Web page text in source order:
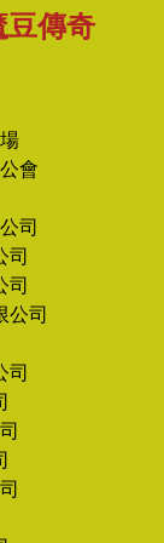
豆傳奇
會
司
司
司
公司
司